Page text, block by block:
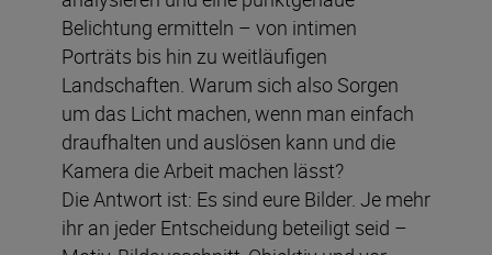
Belichtung ermitteln – von intimen
Porträts bis hin zu weitläufigen
Landschaften. Warum sich also Sorgen
um das Licht machen, wenn man einfach
draufhalten und auslösen kann und die
Kamera die Arbeit machen lässt?
Die Antwort ist: Es sind eure Bilder. Je mehr
ihr an jeder Entscheidung beteiligt seid –